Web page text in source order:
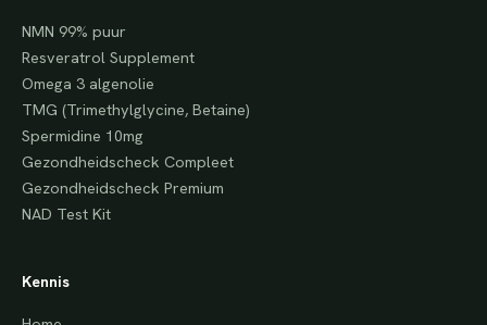
NMN 99% puur
Resveratrol Supplement
Omega 3 algenolie
TMG (Trimethylglycine, Betaine)
Spermidine 10mg
Gezondheidscheck Compleet
Gezondheidscheck Premium
NAD Test Kit
Kennis